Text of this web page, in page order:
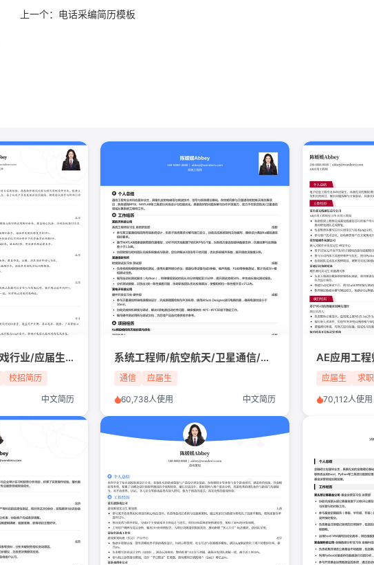
上一个：电话采编简历模板
初级测试工程师/游戏行业/应届生简历模板
校招简历
中文简历
系统工程师/航空航天/卫星通信/应届生简历模板
通信 应届生
60,738人使用 中文简历
应届生 求职
70,112人使用